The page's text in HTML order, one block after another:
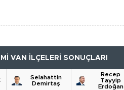
VAN İLÇELERİ SONUÇLARI
Selahattin
Demirtaş
Recep
Tayyip
Erdoğan